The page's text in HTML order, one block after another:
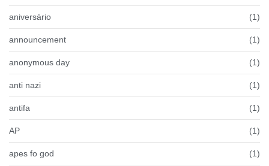
aniversário (1)
announcement (1)
anonymous day (1)
anti nazi (1)
antifa (1)
AP (1)
apes fo god (1)